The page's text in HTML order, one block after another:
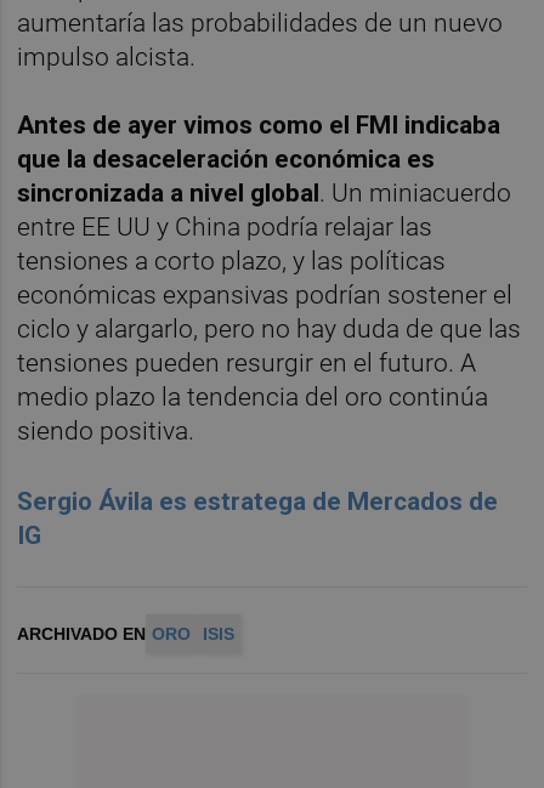
aumentaría las probabilidades de un nuevo
impulso alcista.
Antes de ayer vimos como el FMI indicaba
que la desaceleración económica es
sincronizada a nivel global . Un miniacuerdo
entre EE UU y China podría relajar las
tensiones a corto plazo, y las políticas
económicas expansivas podrían sostener el
ciclo y alargarlo, pero no hay duda de que las
tensiones pueden resurgir en el futuro. A
medio plazo la tendencia del oro continúa
siendo positiva.
Sergio Ávila es estratega de Mercados de
IG
ARCHIVADO EN ORO ISIS